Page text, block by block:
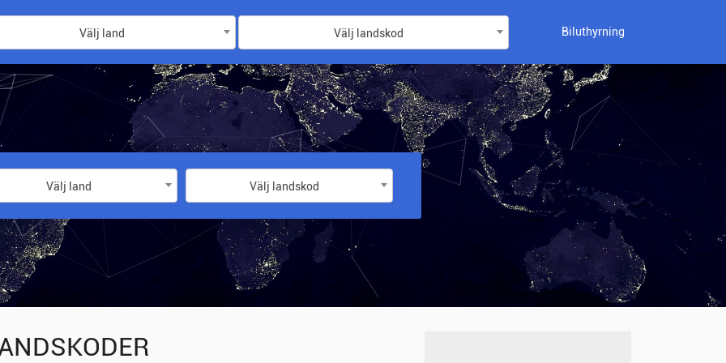
Välj land Välj landskod Biluthyrning
Välj land Välj landskod